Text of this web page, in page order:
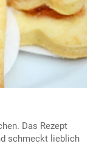
Das Rezept
schmeckt lieblich